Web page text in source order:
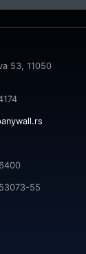
53, 11050
55